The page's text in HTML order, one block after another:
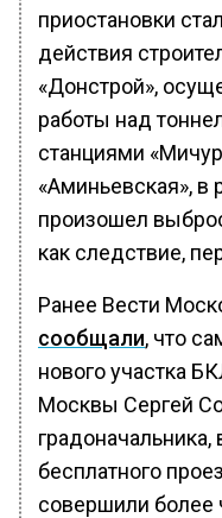
приостановки
действия
«Донстрой»,
работы над
станциями
«Аминьевская», в
произошел
как следствие,
Ранее Вести
сообщали, что
нового участка
Москвы Сергей
градоначальника,
бесплатного
совершили более